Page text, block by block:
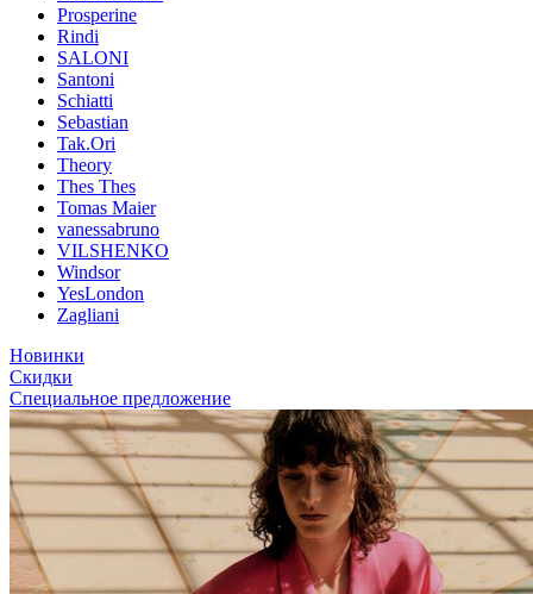
Prosperine
Rindi
SALONI
Santoni
Schiatti
Sebastian
Tak.Ori
Theory
Thes Thes
Tomas Maier
vanessabruno
VILSHENKO
Windsor
YesLondon
Zagliani
Новинки
Скидки
Специальное предложение